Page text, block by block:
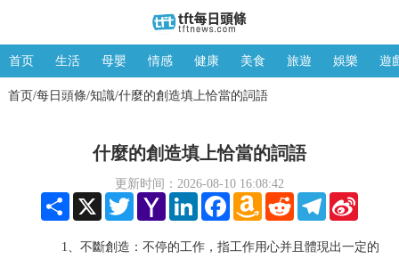
首页 生活 母嬰 情感 健康 美食 旅遊 娛樂 遊
首页/每日頭條/知識/什麼的創造填上恰當的詞語
什麼的創造填上恰當的詞語
更新时间：2026-08-10 16:08:42
Share X TwitterYahoo
Mail
LinkedInFacebookAmazon
Wish
RedditTelegramSina
1、不斷創造：不停的工作，指工作用心并且體現出一定的